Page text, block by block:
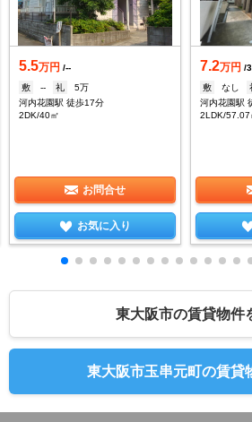
5.5万円 /--
敷
-- 礼
5万
河内花園駅 徒歩17分
2DK/40㎡
お問合せ
お気に入り
7.2万円 /
敷
なし
河内花園駅
2LDK/57.07
東大阪市の賃貸物件
東大阪市玉串元町の賃貸